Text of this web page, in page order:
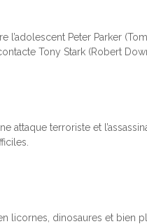
Peter Parker
Tony Stark (Robert
attaque terroriste et
licornes, dinosaures et bien